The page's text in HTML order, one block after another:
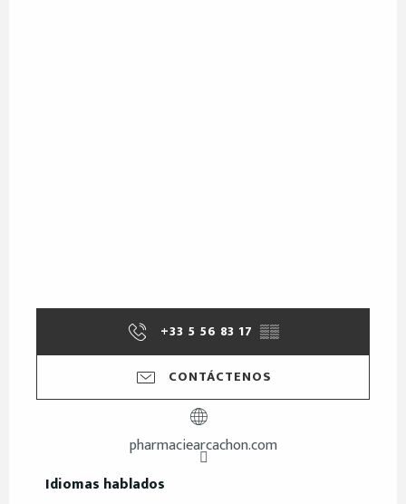
+33 5 56 83 17 ▒▒
CONTÁCTENOS
pharmaciearcachon.com
Idiomas hablados
Idiomas hablados